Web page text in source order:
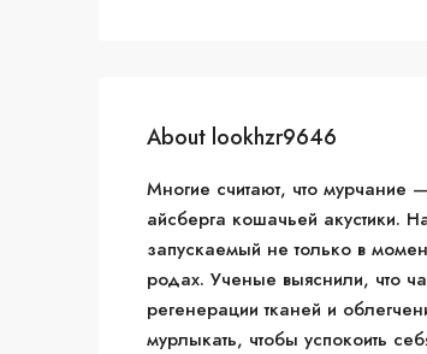
About lookhzr9646
Многие считают, что мурчание
айсберга кошачьей акустики.
запускаемый не только в
родах. Ученые выяснили, что
регенерации тканей и
мурлыкать, чтобы успокоить